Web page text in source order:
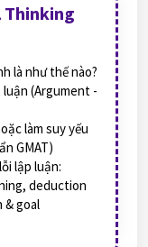
là như thế nào?
(Argument -
làm suy yếu
GMAT)
lập luận:
deduction
& goal
Thinking